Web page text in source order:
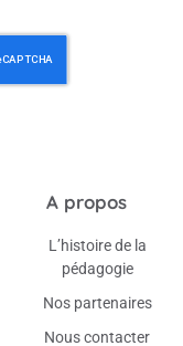
A propos
L’histoire de la
pédagogie
Nos partenaires
Nous contacter